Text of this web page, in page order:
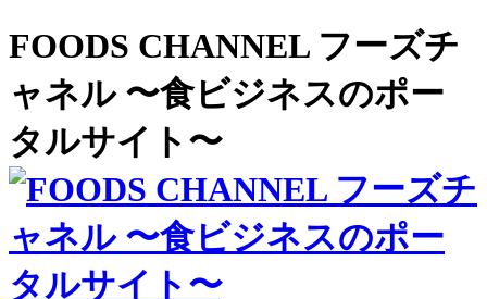
FOODS CHANNEL フーズチ
ャネル 〜食ビジネスのポー
タルサイト〜